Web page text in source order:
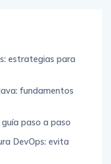
estrategias para
fundamentos
paso a paso
DevOps: evita